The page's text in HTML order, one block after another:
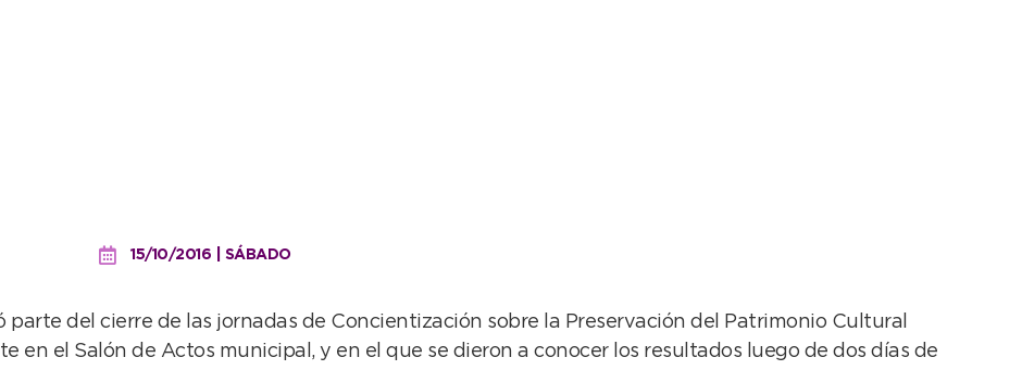
15/10/2016 | SÁBADO
del cierre de las jornadas de Concientización sobre la Preservación del Patrimonio Cultural
en el Salón de Actos municipal, y en el que se dieron a conocer los resultados luego de dos días de